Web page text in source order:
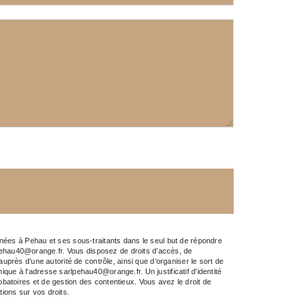
à Pehau et ses sous-traitants dans le seul but de répondre
Vous disposez de droits d’accès, de
d’une autorité de contrôle, ainsi que d’organiser le sort de
à l'adresse sarlpehau40@orange.fr. Un justificatif d'identité
et de gestion des contentieux. Vous avez le droit de
sur vos droits.